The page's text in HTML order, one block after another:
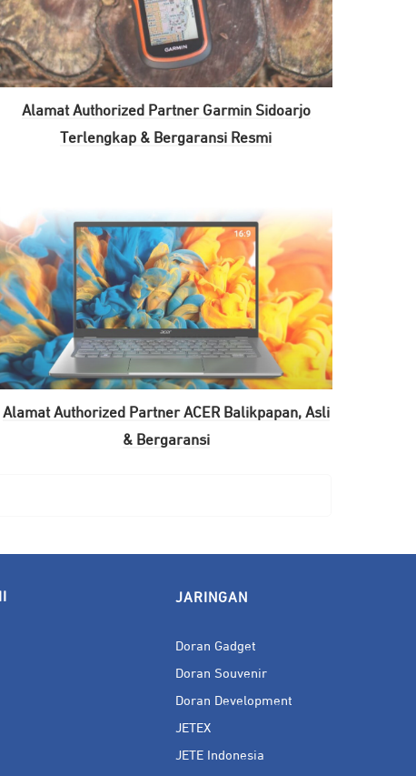
Alamat Authorized Partner Garmin Sidoarjo
Terlengkap & Bergaransi Resmi
Alamat Authorized Partner ACER Balikpapan, Asli
& Bergaransi
JARINGAN
Doran Gadget
Doran Souvenir
Doran Development
JETEX
JETE Indonesia